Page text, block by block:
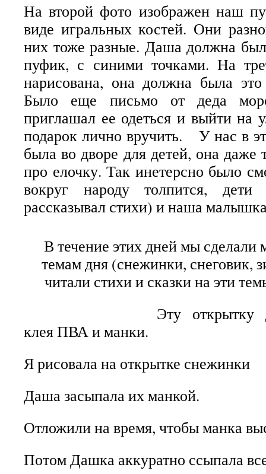
На второй фото изображен наш
виде игральных костей. Они
них тоже разные. Даша должна
пуфик, с синими точками. На
нарисована, она должна была
Было еще письмо от деда
приглашал ее одеться и выйти на
подарок лично вручить. У нас в
была во дворе для детей, она
про елочку. Так инетерсно было
вокруг народу толпится,
рассказывал стихи) и наша
В течение этих дней мы сделали
темам дня (снежинки, снеговик,
читали стихи и сказки на эти
Эту
клея ПВА и манки.
Я рисовала на открытке снежинки
Даша засыпала их манкой.
Отложили на время, чтобы манка
Потом Дашка аккуратно ссыпала